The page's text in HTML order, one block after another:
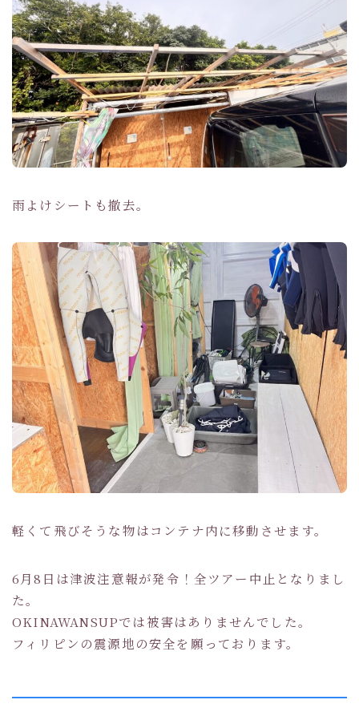
雨よけシートも撤去。
軽くて飛びそうな物はコンテナ内に移動させます。
6月8日は津波注意報が発令！全ツアー中止となりまし
た。
OKINAWANSUPでは被害はありませんでした。
フィリピンの震源地の安全を願っております。